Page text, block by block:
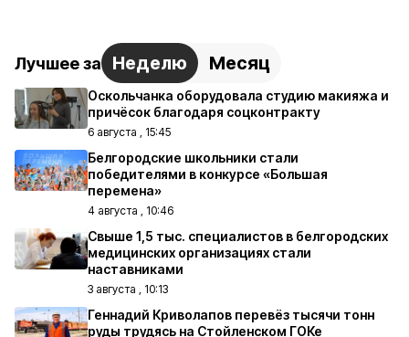
Лучшее за Неделю Месяц
Оскольчанка оборудовала студию макияжа и
причёсок благодаря соцконтракту
6 августа , 15:45
Белгородские школьники стали
победителями в конкурсе «Большая
перемена»
4 августа , 10:46
Свыше 1,5 тыс. специалистов в белгородских
медицинских организациях стали
наставниками
3 августа , 10:13
Геннадий Криволапов перевёз тысячи тонн
руды трудясь на Стойленском ГОКе